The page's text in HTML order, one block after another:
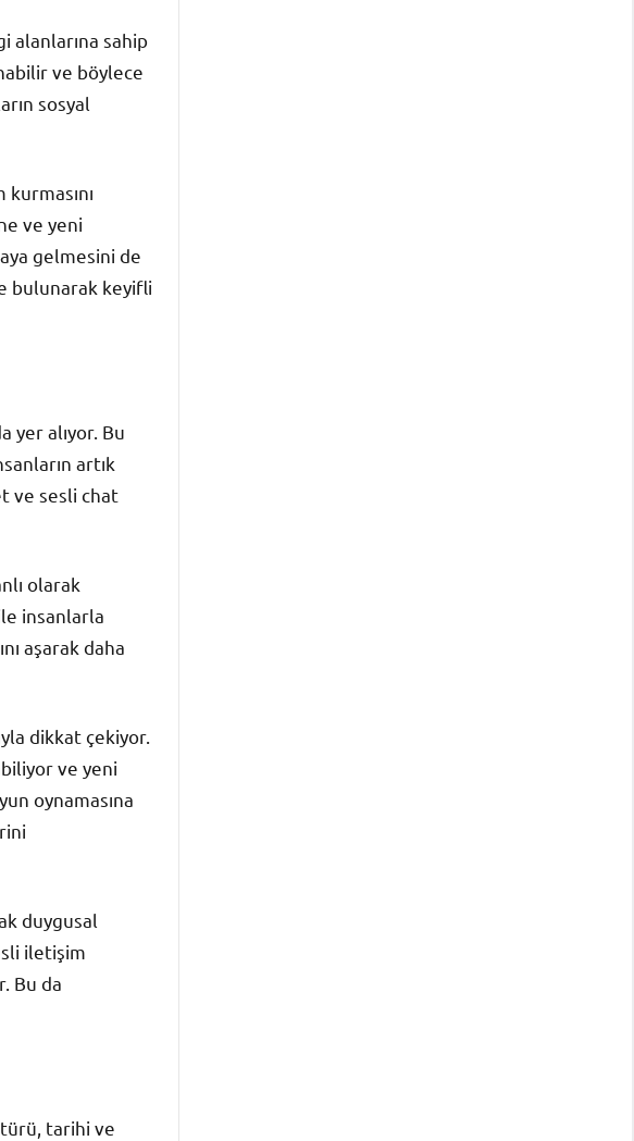
alanlarına sahip
ve böylece
sosyal
ve yeni
gelmesini de
bulunarak keyifli
yer alıyor. Bu
artık
ve sesli chat
olarak
insanlarla
aşarak daha
dikkat çekiyor.
ve yeni
oynamasına
duygusal
iletişim
Bu da
tarihi ve